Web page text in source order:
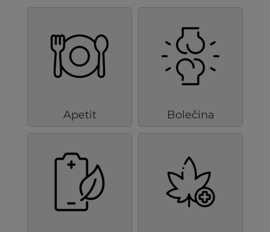
Apetit Bolečina